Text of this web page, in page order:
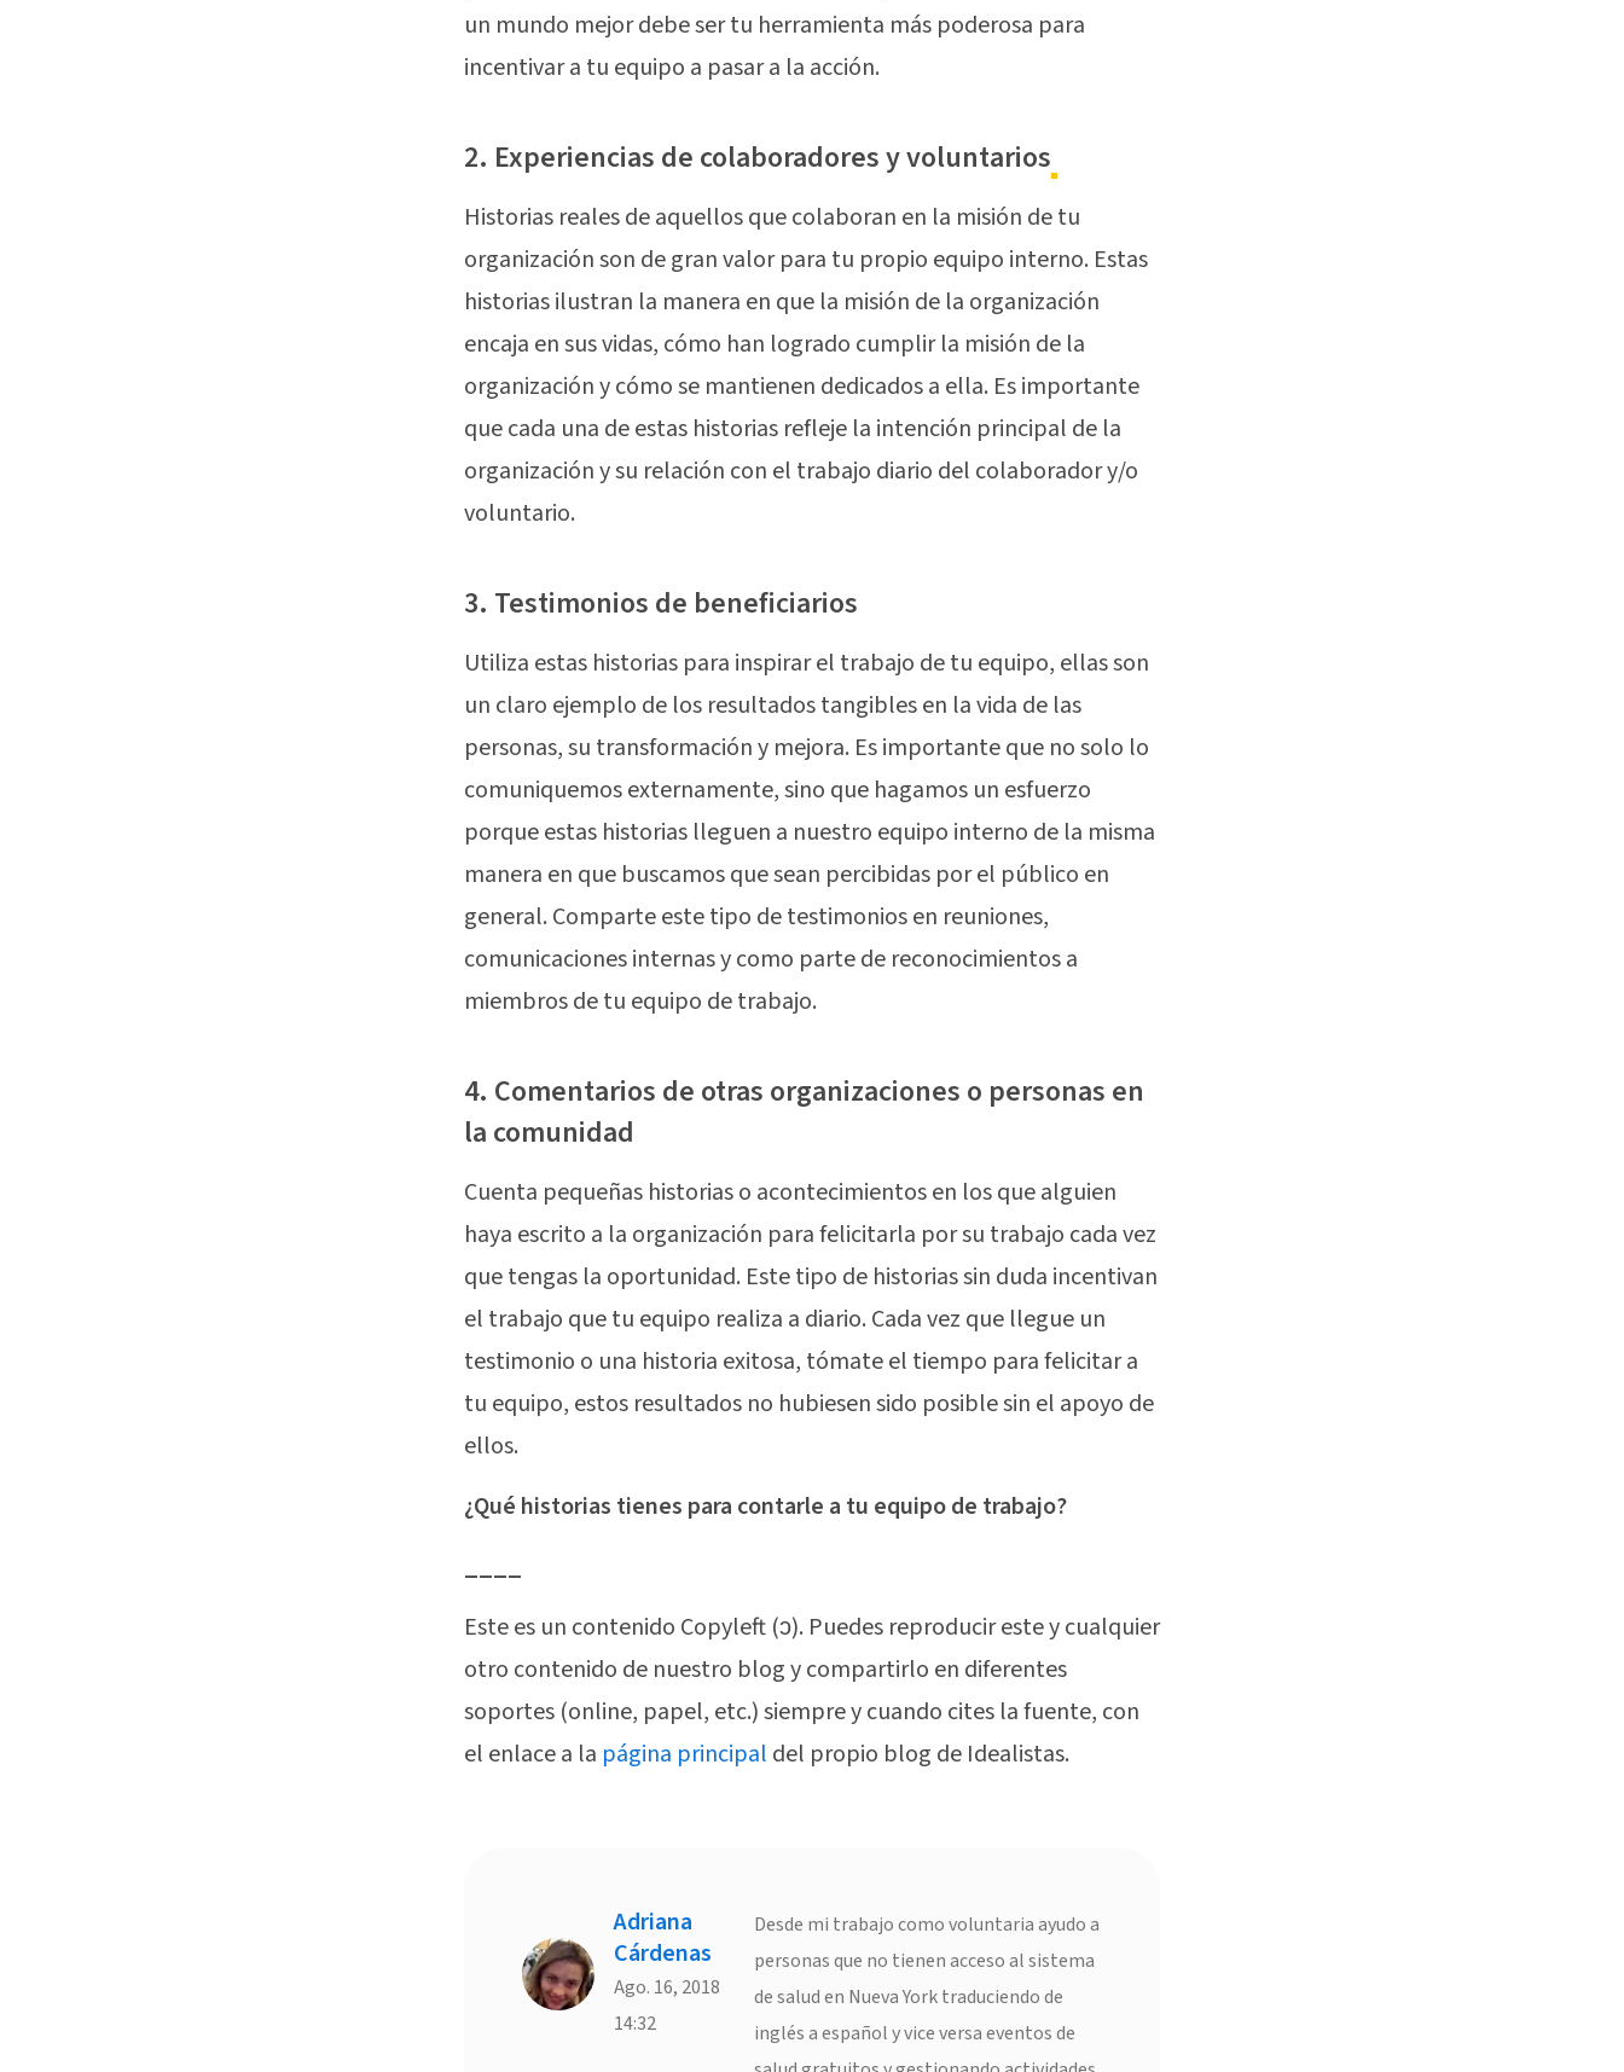
un mundo mejor debe ser tu herramienta más poderosa para
incentivar a tu equipo a pasar a la acción.
2. Experiencias de colaboradores y voluntarios
Historias reales de aquellos que colaboran en la misión de tu
organización son de gran valor para tu propio equipo interno. Estas
historias ilustran la manera en que la misión de la organización
encaja en sus vidas, cómo han logrado cumplir la misión de la
organización y cómo se mantienen dedicados a ella. Es importante
que cada una de estas historias refleje la intención principal de la
organización y su relación con el trabajo diario del colaborador y/o
voluntario.
3. Testimonios de beneficiarios
Utiliza estas historias para inspirar el trabajo de tu equipo, ellas son
un claro ejemplo de los resultados tangibles en la vida de las
personas, su transformación y mejora. Es importante que no solo lo
comuniquemos externamente, sino que hagamos un esfuerzo
porque estas historias lleguen a nuestro equipo interno de la misma
manera en que buscamos que sean percibidas por el público en
general. Comparte este tipo de testimonios en reuniones,
comunicaciones internas y como parte de reconocimientos a
miembros de tu equipo de trabajo.
4. Comentarios de otras organizaciones o personas en
la comunidad
Cuenta pequeñas historias o acontecimientos en los que alguien
haya escrito a la organización para felicitarla por su trabajo cada vez
que tengas la oportunidad. Este tipo de historias sin duda incentivan
el trabajo que tu equipo realiza a diario. Cada vez que llegue un
testimonio o una historia exitosa, tómate el tiempo para felicitar a
tu equipo, estos resultados no hubiesen sido posible sin el apoyo de
ellos.
¿Qué historias tienes para contarle a tu equipo de trabajo?
____
Este es un contenido Copyleft (ↄ). Puedes reproducir este y cualquier
otro contenido de nuestro blog y compartirlo en diferentes
soportes (online, papel, etc.) siempre y cuando cites la fuente, con
el enlace a la página principal del propio blog de Idealistas.
Adriana
Cárdenas
Ago. 16, 2018
14:32
Desde mi trabajo como voluntaria ayudo a
personas que no tienen acceso al sistema
de salud en Nueva York traduciendo de
inglés a español y vice versa eventos de